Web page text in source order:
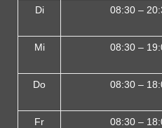
Di 08:30 –
Mi 08:30 –
Do 08:30 –
Fr 08:30 –